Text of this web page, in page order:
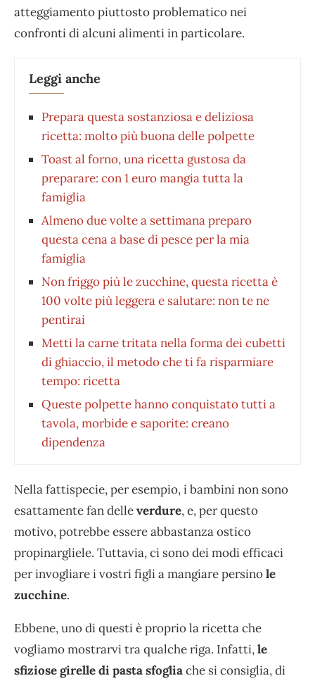
atteggiamento piuttosto problematico nei
confronti di alcuni alimenti in particolare.
Leggi anche
Prepara questa sostanziosa e deliziosa
ricetta: molto più buona delle polpette
Toast al forno, una ricetta gustosa da
preparare: con 1 euro mangia tutta la
famiglia
Almeno due volte a settimana preparo
questa cena a base di pesce per la mia
famiglia
Non friggo più le zucchine, questa ricetta è
100 volte più leggera e salutare: non te ne
pentirai
Metti la carne tritata nella forma dei cubetti
di ghiaccio, il metodo che ti fa risparmiare
tempo: ricetta
Queste polpette hanno conquistato tutti a
tavola, morbide e saporite: creano
dipendenza
Nella fattispecie, per esempio, i bambini non sono
esattamente fan delleverdure, e, per questo
motivo, potrebbe essere abbastanza ostico
propinargliele. Tuttavia, ci sono dei modi efficaci
per invogliare i vostri figli a mangiare persinole
zucchine.
Ebbene, uno di questi è proprio la ricetta che
vogliamo mostrarvi tra qualche riga. Infatti,le
sfiziose girelle di pasta sfogliache si consiglia, di